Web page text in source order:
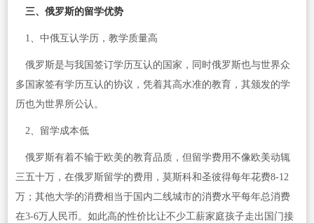
三、俄罗斯的留学优势
1、中俄互认学历，教学质量高
俄罗斯是与我国签订学历互认的国家，同时俄罗斯也与世界众
多国家签有学历互认的协议，凭着其高水准的教育，其颁发的学
历也为世界所公认。
2、留学成本低
俄罗斯有着不输于欧美的教育品质，但留学费用不像欧美动辄
三五十万，在俄罗斯留学的费用，莫斯科和圣彼得每年花费8-12
万；其他大学的消费相当于国内二线城市的消费水平每年总消费
在3-6万人民币。如此高的性价比让不少工薪家庭孩子走出国门接